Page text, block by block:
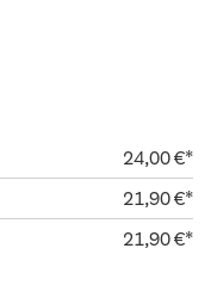
24,00 €*
21,90 €*
21,90 €*